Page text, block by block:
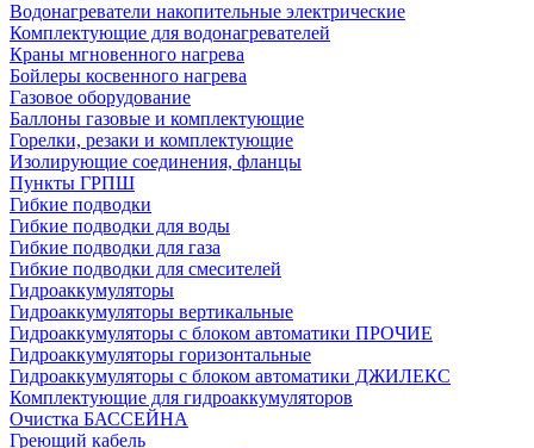
Водонагреватели накопительные электрические
Комплектующие для водонагревателей
Краны мгновенного нагрева
Бойлеры косвенного нагрева
Газовое оборудование
Баллоны газовые и комплектующие
Горелки, резаки и комплектующие
Изолирующие соединения, фланцы
Пункты ГРПШ
Гибкие подводки
Гибкие подводки для воды
Гибкие подводки для газа
Гибкие подводки для смесителей
Гидроаккумуляторы
Гидроаккумуляторы вертикальные
Гидроаккумуляторы с блоком автоматики ПРОЧИЕ
Гидроаккумуляторы горизонтальные
Гидроаккумуляторы с блоком автоматики ДЖИЛЕКС
Комплектующие для гидроаккумуляторов
Очистка БАССЕЙНА
Греющий кабель